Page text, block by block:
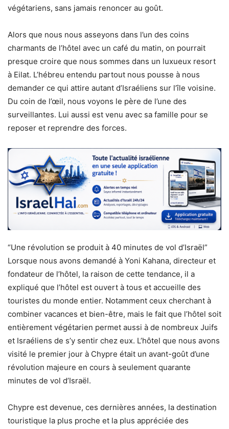
végétariens, sans jamais renoncer au goût.
Alors que nous nous asseyons dans l’un des coins
charmants de l’hôtel avec un café du matin, on pourrait
presque croire que nous sommes dans un luxueux resort
à Eilat. L’hébreu entendu partout nous pousse à nous
demander ce qui attire autant d’Israéliens sur l’île voisine.
Du coin de l’œil, nous voyons le père de l’une des
surveillantes. Lui aussi est venu avec sa famille pour se
reposer et reprendre des forces.
“Une révolution se produit à 40 minutes de vol d’Israël”
Lorsque nous avons demandé à Yoni Kahana, directeur et
fondateur de l’hôtel, la raison de cette tendance, il a
expliqué que l’hôtel est ouvert à tous et accueille des
touristes du monde entier. Notamment ceux cherchant à
combiner vacances et bien-être, mais le fait que l’hôtel soit
entièrement végétarien permet aussi à de nombreux Juifs
et Israéliens de s’y sentir chez eux. L’hôtel que nous avons
visité le premier jour à Chypre était un avant-goût d’une
révolution majeure en cours à seulement quarante
minutes de vol d’Israël.
Chypre est devenue, ces dernières années, la destination
touristique la plus proche et la plus appréciée des